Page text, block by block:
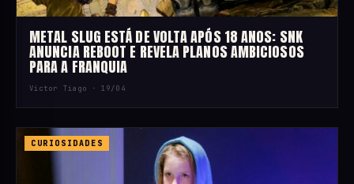
METAL SLUG ESTÁ DE VOLTA APÓS 18 ANOS: SNK
ANUNCIA REBOOT E REVELA PLANOS AMBICIOSOS
PARA A FRANQUIA
Victor Tiago ·19/04
CURIOSIDADES